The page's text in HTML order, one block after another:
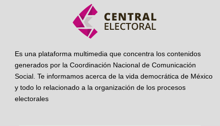
Es una plataforma multimedia que concentra los contenidos
generados por la Coordinación Nacional de Comunicación
Social. Te informamos acerca de la vida democrática de México
y todo lo relacionado a la organización de los procesos
electorales